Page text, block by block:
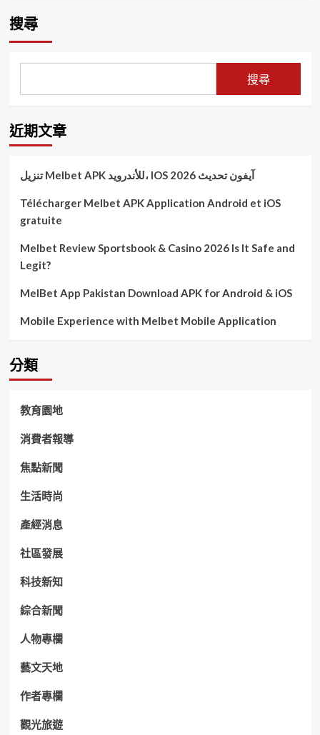
搜尋
搜尋
近期文章
تنزيل Melbet APK للأندرويد، IOS آيفون تحديث 2026
Télécharger Melbet APK Application Android et iOS
gratuite
Melbet Review Sportsbook & Casino 2026 Is It Safe and
Legit?
MelBet App Pakistan Download APK for Android & iOS
Mobile Experience with Melbet Mobile Application
分類
教育園地
消費者報導
焦點新聞
生活時尚
產經消息
社區發展
科技新知
綜合新聞
人物專欄
藝文天地
作者專欄
觀光旅遊